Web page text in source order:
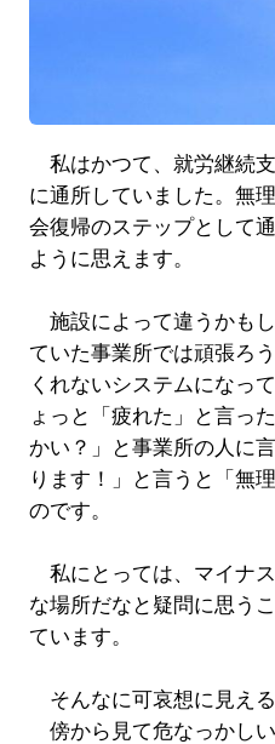
私はかつて、就労継続
に通所していました。無
会復帰のステップとして
ように思えます。
施設によって違うかも
ていた事業所では頑張ろ
くれないシステムになっ
ょっと「疲れた」と言っ
かい？」と事業所の人に
ります！」と言うと「無
のです。
私にとっては、マイナ
な場所だなと疑問に思う
ています。
そんなに可哀想に見え
傍から見て危なっかし